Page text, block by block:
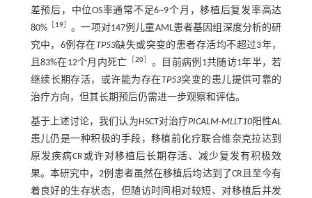
差预后，中位OS率通常不足6~9个月，移植后复发率高达
80%
19］ 。一项对147例儿童AML患者基因组深度分析的研
究中，6例存在TP53缺失或突变的患者存活均不超过3年，
且83%在12个月内死亡 ［20
。目前病例1共随访1年半，若
继续长期存活，或许能为存在TP53突变的患儿提供可靠的
治疗方向，但其长期预后仍需进一步观察和评估。
基于上述讨论，我们认为HSCT对治疗PICALM-MLLT10阳性AL
患儿仍是一种积极的手段，移植前化疗联合维奈克拉达到
原发疾病CR或许对移植后长期存活、减少复发有积极效
果。本研究中，2例患者虽然在移植后均达到了CR且至今有
着良好的生存状态，但随访时间相对较短、对移植后并发